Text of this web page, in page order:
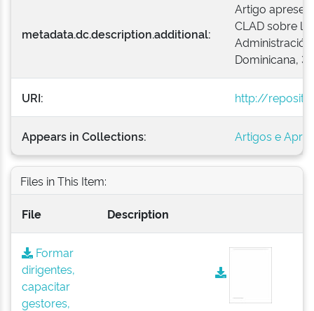
metadata.dc.description.additional:
Artigo
CLAD sobre
Dominicana,
URI: http://
Appears in Collections: Artigos e
Files in This Item:
File Description
Formar
dirigentes,
capacitar
gestores,